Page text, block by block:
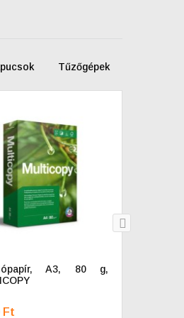
Tűzőgépek
A3, 80 g,
Ft